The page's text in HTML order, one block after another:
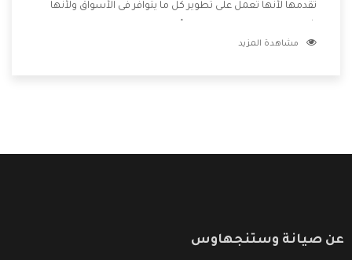
تقدمها لأنها تعمل على تطوير كل ما يتوافر فى الأسواق ولأنها
المنتجات وتقدم للعملاء أقوى العروض والخصومات التى تسهل
مشاهدة المزيد
عن صيانة وستنجهاوس